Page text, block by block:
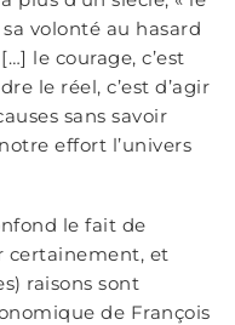
volonté au hasard
le courage, c’est
le réel, c’est d’agir
sans savoir
effort l’univers
le fait de
certainement, et
raisons sont
de François